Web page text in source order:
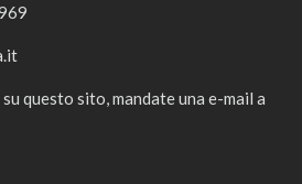
questo sito, mandate una e-mail a